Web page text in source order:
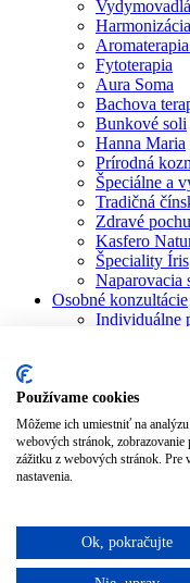
Vydymovadlá
Fytoterapia
Aura Soma
Bachova
Bunkové soli
Hanna Maria
Prírodná
Špeciálne a
Tradičná
Zdravé
Kasfero
Špeciality Íris
Naparovacia
Osobné konzultácie
Individuálne
Aromaterapia
Homeopatia
Individuálna
Blog
Podporujeme
Používame cookies
Môžeme ich umiestniť na
webových stránok, zobrazovanie
zážitku z webových stránok. Pre
nastavenia.
Ok, pokračujte